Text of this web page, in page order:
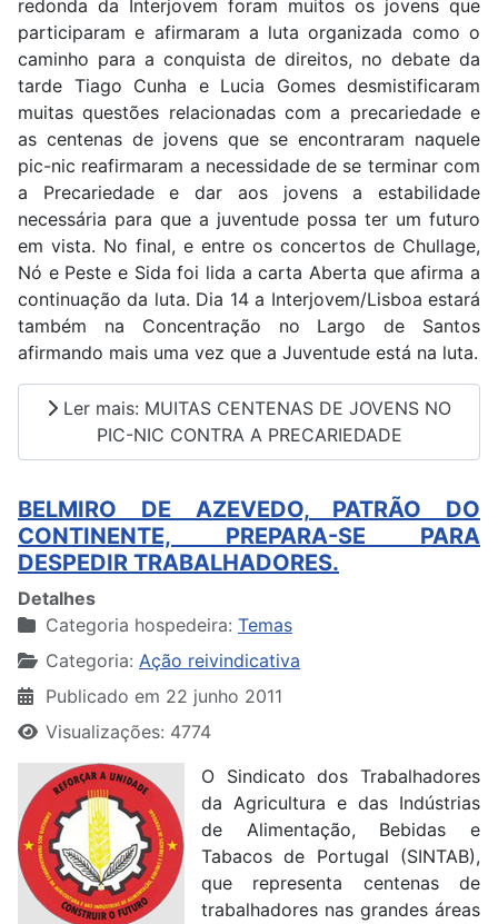
redonda da Interjovem foram muitos os jovens que
participaram e afirmaram a luta organizada como o
caminho para a conquista de direitos, no debate da
tarde Tiago Cunha e Lucia Gomes desmistificaram
muitas questões relacionadas com a precariedade e
as centenas de jovens que se encontraram naquele
pic-nic reafirmaram a necessidade de se terminar com
a Precariedade e dar aos jovens a estabilidade
necessária para que a juventude possa ter um futuro
em vista. No final, e entre os concertos de Chullage,
Nó e Peste e Sida foi lida a carta Aberta que afirma a
continuação da luta. Dia 14 a Interjovem/Lisboa estará
também na Concentração no Largo de Santos
afirmando mais uma vez que a Juventude está na luta.
Ler mais: MUITAS CENTENAS DE JOVENS NO
PIC-NIC CONTRA A PRECARIEDADE
BELMIRO DE AZEVEDO, PATRÃO DO
CONTINENTE, PREPARA-SE PARA
DESPEDIR TRABALHADORES.
Detalhes
Categoria hospedeira: Temas
Categoria: Ação reivindicativa
Publicado em 22 junho 2011
Visualizações: 4774
O Sindicato dos Trabalhadores
da Agricultura e das Indústrias
de Alimentação, Bebidas e
Tabacos de Portugal (SINTAB),
que representa centenas de
trabalhadores nas grandes áreas